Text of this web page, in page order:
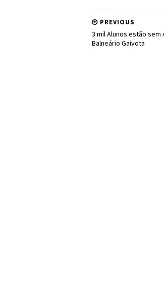
PREVIOUS
3 mil Alunos estão sem
Balneário Gaivota